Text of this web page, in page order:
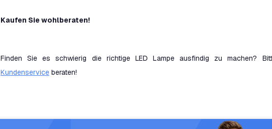
Kaufen Sie wohlberaten!
Finden Sie es schwierig die richtige LED Lampe ausfindig zu machen?
Kundenservice beraten!